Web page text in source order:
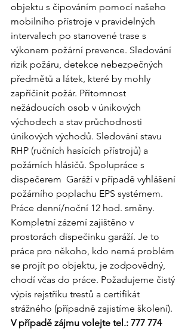
objektu s čipováním pomocí našeho
mobilního přístroje v pravidelných
intervalech po stanovené trase s
výkonem požární prevence. Sledování
rizik požáru, detekce nebezpečných
předmětů a látek, které by mohly
zapříčinit požár. Přítomnost
nežádoucích osob v únikových
východech a stav průchodnosti
únikových východů. Sledování stavu
RHP (ručních hasících přístrojů) a
požárních hlásičů. Spolupráce s
dispečerem  Garáží v případě vyhlášení
požárního poplachu EPS systémem.
Práce denní/noční 12 hod. směny.
Kompletní zázemí zajištěno v
prostorách dispečinku garáží. Je to
práce pro někoho, kdo nemá problém
se projít po objektu, je zodpovědný,
chodí včas do práce. Požadujeme čistý
výpis rejstříku trestů a certifikát
strážného (případně zajistíme školení).
V případě zájmu volejte tel.: 777 774